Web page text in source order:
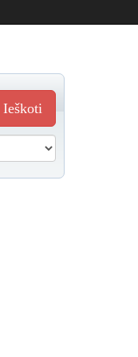
Ieškoti